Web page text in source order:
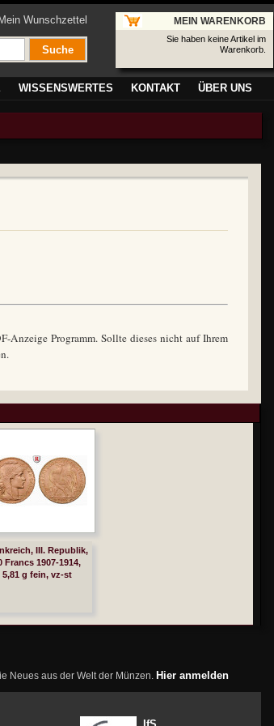
Mein Wunschzettel
Suche
MEIN WARENKORB
Sie haben keine Artikel im
Warenkorb.
WISSENSWERTES KONTAKT ÜBER UNS
Anzeige Programm. Sollte dieses nicht auf Ihrem
III. Republik,
Francs 1907-1914,
5,81 g fein, vz-st
Neues aus der Welt der Münzen. Hier anmelden